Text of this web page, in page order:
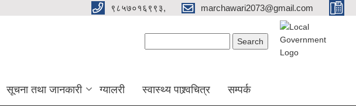
९८५७०१६९९३, marchawari2073@gmail.com
सूचना तथा जानकारी ग्यालरी स्वास्थ्य पाश्र्वचित्र सम्पर्क